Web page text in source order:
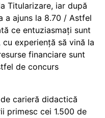
Titularizare, iar după
a ajuns la 8.70 / Astfel
ce entuziasmați sunt
experiență să vină la
financiare sunt
de concurs
de carieră didactică
primesc cei 1.500 de